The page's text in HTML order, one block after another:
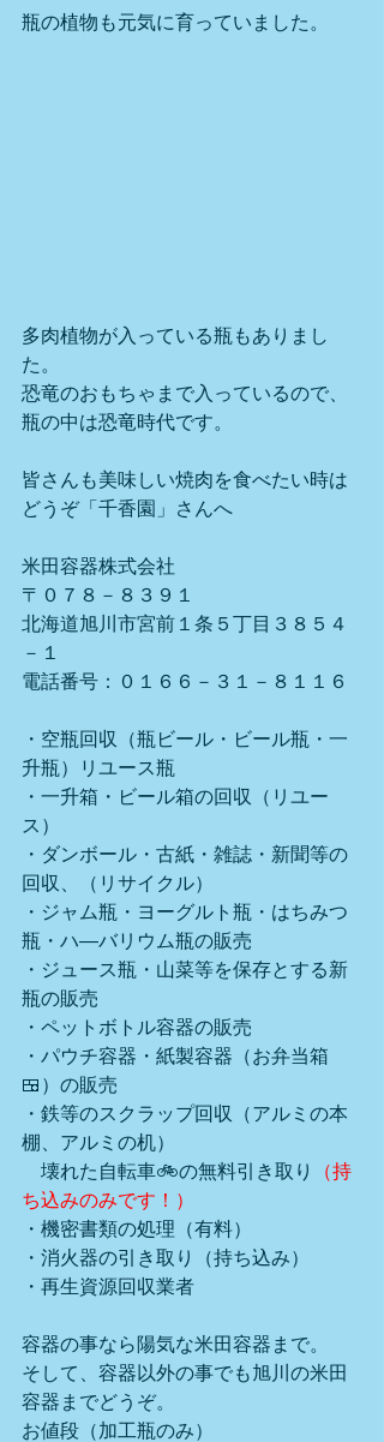
瓶の植物も元気に育っていました。
多肉植物が入っている瓶もありまし
た。
恐竜のおもちゃまで入っているので、
瓶の中は恐竜時代です。
皆さんも美味しい焼肉を食べたい時は
どうぞ「千香園」さんへ
米田容器株式会社
〒０７８－８３９１
北海道旭川市宮前１条５丁目３８５４
－１
電話番号：０１６６－３１－８１１６
・空瓶回収（瓶ビール・ビール瓶・一
升瓶）リユース瓶
・一升箱・ビール箱の回収（リユー
ス）
・ダンボール・古紙・雑誌・新聞等の
回収、（リサイクル）
・ジャム瓶・ヨーグルト瓶・はちみつ
瓶・ハ―バリウム瓶の販売
・ジュース瓶・山菜等を保存とする新
瓶の販売
・ペットボトル容器の販売
・パウチ容器・紙製容器（お弁当箱
🍱）の販売
・鉄等のスクラップ回収（アルミの本
棚、アルミの机）
壊れた自転車🚲の無料引き取り
（持
ち込みのみです！）
・機密書類の処理（有料）
・消火器の引き取り（持ち込み）
・再生資源回収業者
容器の事なら陽気な米田容器まで。
そして、容器以外の事でも旭川の米田
容器までどうぞ。
お値段（加工瓶のみ）